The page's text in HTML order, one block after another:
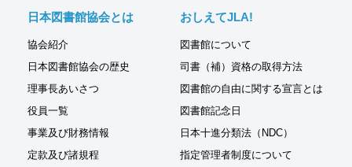
日本図書館協会とは
協会紹介
日本図書館協会の歴史
理事長あいさつ
役員一覧
事業及び財務情報
定款及び諸規程
おしえてJLA!
図書館について
司書（補）資格の取得方法
図書館の自由に関する宣言とは
図書館記念日
日本十進分類法（NDC）
指定管理者制度について